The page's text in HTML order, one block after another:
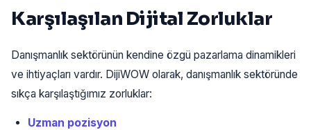
Karşılaşılan Dijital Zorluklar
Danışmanlık sektörünün kendine özgü pazarlama dinamikleri
ve ihtiyaçları vardır. DijiWOW olarak, danışmanlık sektöründe
sıkça karşılaştığımız zorluklar:
Uzman pozisyon